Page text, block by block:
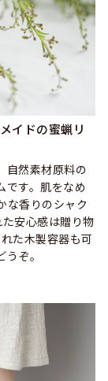
イドの蜜蝋リ
自然素材原料の
です。肌をなめ
な香りのシャク
安心感は贈り物
た木製容器も可
ぞ。